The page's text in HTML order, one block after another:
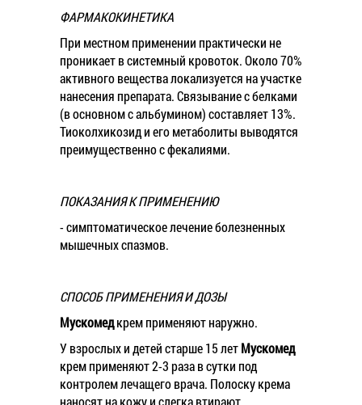
ФАРМАКОКИНЕТИКА
При местном применении практически не
проникает в системный кровоток. Около 70%
активного вещества локализуется на участке
нанесения препарата. Связывание с белками
(в основном с альбумином) составляет 13%.
Тиоколхикозид и его метаболиты выводятся
преимущественно с фекалиями.
ПОКАЗАНИЯ К ПРИМЕНЕНИЮ
- симптоматическое лечение болезненных
мышечных спазмов.
СПОСОБ ПРИМЕНЕНИЯ И ДОЗЫ
Мускомедкрем применяют наружно.
У взрослых и детей старше 15 летМускомед
крем применяют 2-3 раза в сутки под
контролем лечащего врача. Полоску крема
наносят на кожу и слегка втирают.